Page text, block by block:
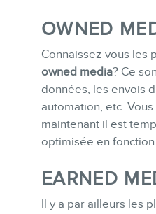
OWNED
Connaissez-vous les
owned media? Ce
données, les envois
automation, etc.
maintenant il est
optimisée en
EARNED
Il y a par ailleurs les